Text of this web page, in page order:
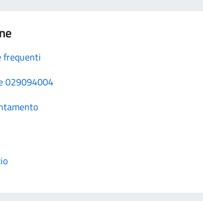
frequenti
029094004